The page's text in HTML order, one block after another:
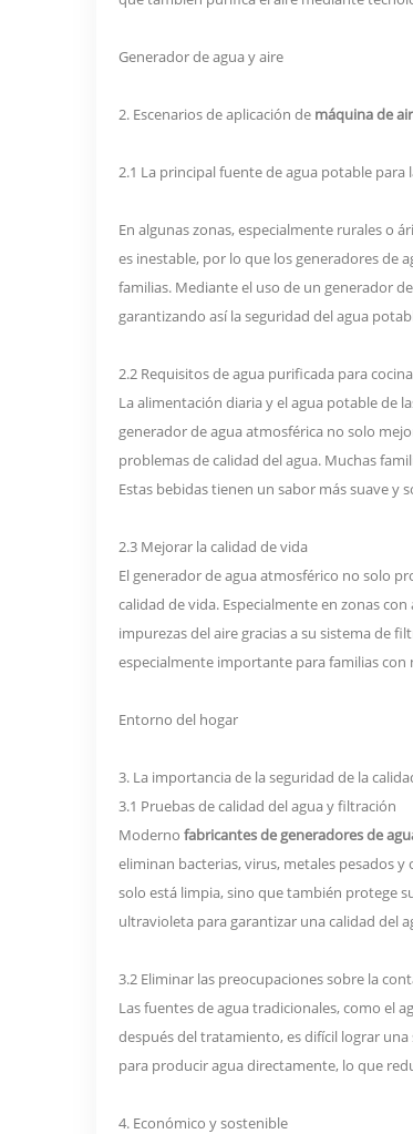
Generador de agua y aire
2. Escenarios de aplicación de máquina de
2.1 La principal fuente de agua potable para
En algunas zonas, especialmente rurales o
es inestable, por lo que los generadores de
familias. Mediante el uso de un generador
garantizando así la seguridad del agua
2.2 Requisitos de agua purificada para
La alimentación diaria y el agua potable de
generador de agua atmosférica no solo
problemas de calidad del agua. Muchas
Estas bebidas tienen un sabor más suave y
2.3 Mejorar la calidad de vida
El generador de agua atmosférico no solo
calidad de vida. Especialmente en zonas
impurezas del aire gracias a su sistema de
especialmente importante para familias con
Entorno del hogar
3. La importancia de la seguridad de la
3.1 Pruebas de calidad del agua y filtración
Moderno fabricantes de generadores de
eliminan bacterias, virus, metales pesados
solo está limpia, sino que también protege
ultravioleta para garantizar una calidad del
3.2 Eliminar las preocupaciones sobre la
Las fuentes de agua tradicionales, como el
después del tratamiento, es difícil lograr
para producir agua directamente, lo que
4. Económico y sostenible